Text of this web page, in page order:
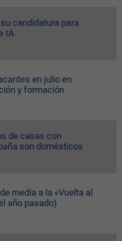
candidatura para
IA
en julio en
y formación
de casas con
son domésticos
media a la «Vuelta al
año pasado)